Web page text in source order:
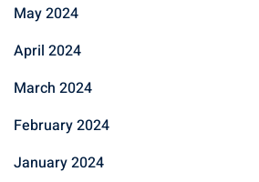
May 2024
April 2024
March 2024
February 2024
January 2024